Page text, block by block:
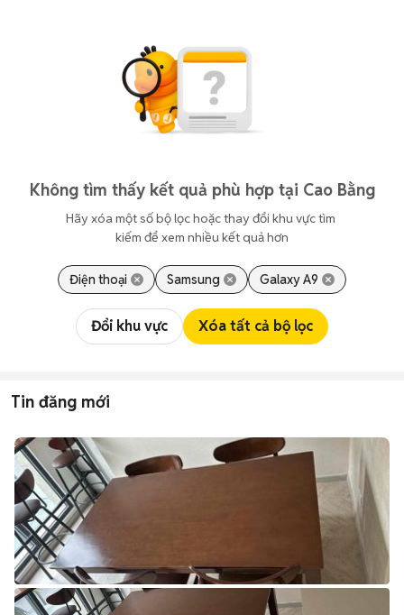
Không tìm thấy kết quả phù hợp tại Cao Bằng
Hãy xóa một số bộ lọc hoặc thay đổi khu vực tìm
kiếm để xem nhiều kết quả hơn
Điện thoại Samsung Galaxy A9
Đổi khu vực Xóa tất cả bộ lọc
Tin đăng mới